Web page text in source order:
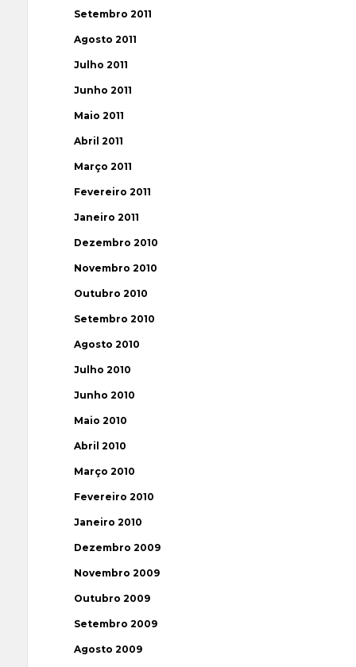
Setembro 2011
Agosto 2011
Julho 2011
Junho 2011
Maio 2011
Abril 2011
Março 2011
Fevereiro 2011
Janeiro 2011
Dezembro 2010
Novembro 2010
Outubro 2010
Setembro 2010
Agosto 2010
Julho 2010
Junho 2010
Maio 2010
Abril 2010
Março 2010
Fevereiro 2010
Janeiro 2010
Dezembro 2009
Novembro 2009
Outubro 2009
Setembro 2009
Agosto 2009